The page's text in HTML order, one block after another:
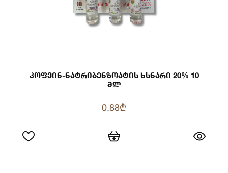
Კოფეინ-Ნატრიბენზოატის Ხსნარი 20% 10
Მლ
0.88₾